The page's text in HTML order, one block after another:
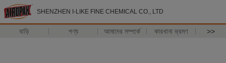
SHENZHEN I-LIKE FINE CHEMICAL CO., LTD
বাড়ি পণ্য আমাদের সম্পর্কে কারখানা ভ্রমণ >>